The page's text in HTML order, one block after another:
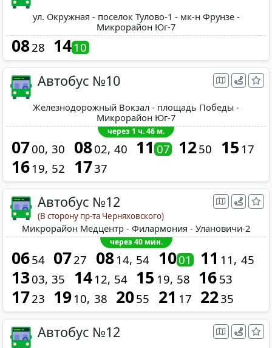
ул. Окружная - поселок Тулово-1 - мк-н Фрунзе -
Микрорайон Юг-7
0828 1410
Автобус №10
Железнодорожный Вокзал - площадь Победы -
Микрорайон Юг-7
через 1 ч. 46 м.
0700 30 0802 40 1107 1250 15 17
16 19 52 1737
Автобус №12
(В сторону пр-та Черняховского)
Микрорайон Медцентр - Филармония - Улановичи-2
через 40 мин.
0654 0727 08 14 54 1001 11 11 45
1303 35 14 12 54 15 19 58 16 53
1723 19 10 38 2055 21 17 2235
Автобус №12